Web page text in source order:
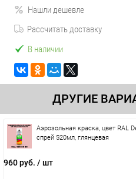
Нашли дешевле
Рассчитать доставку
В наличии
ДРУГИЕ
Аэрозольная краска, цвет RAL
спрей 520мл, глянцевая
960 руб. / шт